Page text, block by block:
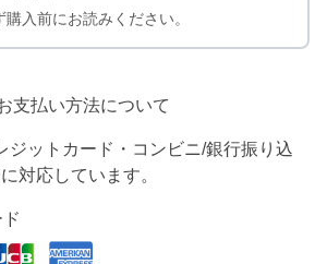
購入前にお読みください。
支払い方法について
ジットカード・コンビニ/銀行振り込
対応しています。